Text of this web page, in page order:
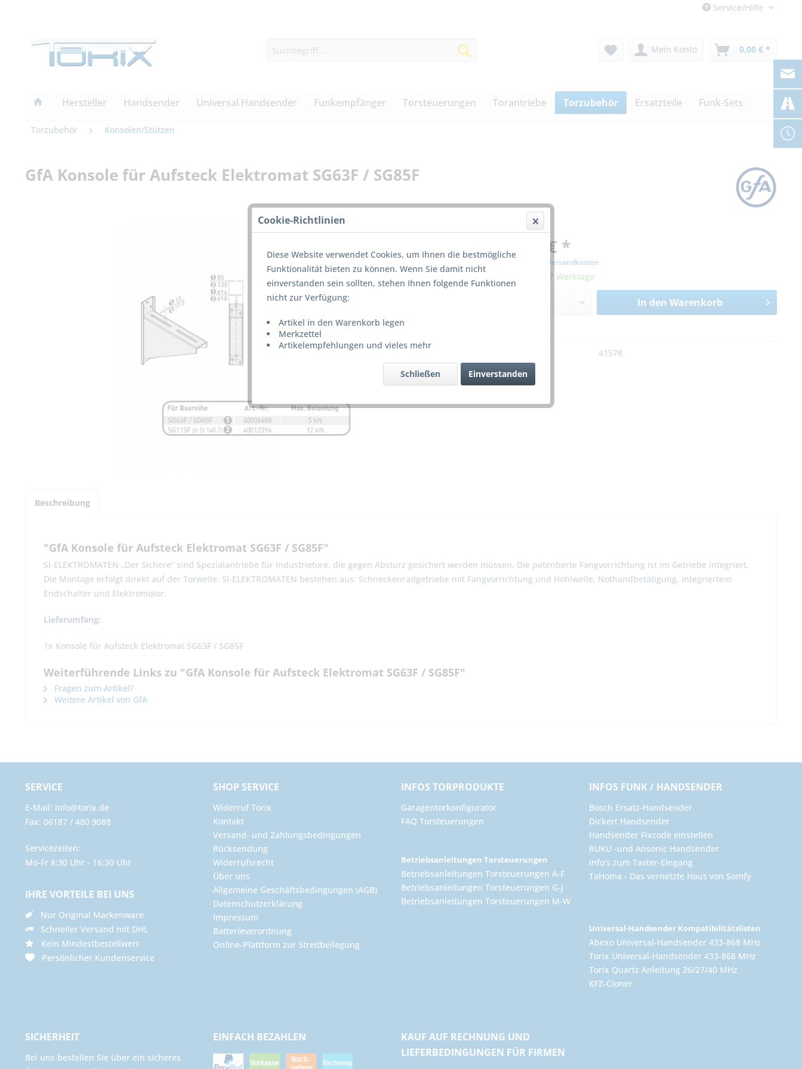
Service/Hilfe
Mein Konto 0,00 € *
Hersteller Handsender Universal Handsender Funkempfänger Torsteuerungen Torantriebe Torzubehör Ersatzteile Funk-Sets
Torzubehör Konsolen/Stützen
GfA Konsole für Aufsteck Elektromat SG63F / SG85F
151,00 € *
inkl. MwSt. zzgl. Versandkosten
Lieferzeit 5-7 Werktage
In den Warenkorb
41578
Beschreibung
"GfA Konsole für Aufsteck Elektromat SG63F / SG85F"
SI-ELEKTROMATEN „Der Sichere“ sind Spezialantriebe für Industrietore, die gegen Absturz gesichert werden müssen. Die patentierte Fangvorrichtung ist im Getriebe integriert.
Die Montage erfolgt direkt auf der Torwelle. SI-ELEKTROMATEN bestehen aus: Schneckenradgetriebe mit Fangvorrichtung und Hohlwelle, Nothandbetätigung, integriertem
Endschalter und Elektromotor.
Lieferumfang:
1x Konsole für Aufsteck Elektromat SG63F / SG85F
Weiterführende Links zu "GfA Konsole für Aufsteck Elektromat SG63F / SG85F"
Fragen zum Artikel?
Weitere Artikel von GfA
SERVICE
E-Mail: info@torix.de
Fax: 06187 / 480 9088
Servicezeiten:
Mo-Fr 8:30 Uhr - 16:30 Uhr
IHRE VORTEILE BEI UNS
Nur Original Markenware
Schneller Versand mit DHL
Kein Mindestbestellwert
Persönlicher Kundenservice
SHOP SERVICE
Widerruf Torix
Kontakt
Versand- und Zahlungsbedingungen
Rücksendung
Widerrufsrecht
Über uns
Allgemeine Geschäftsbedingungen (AGB)
Datenschutzerklärung
Impressum
Batterieverordnung
Online-Plattform zur Streitbeilegung
INFOS TORPRODUKTE
Garagentorkonfigurator
FAQ Torsteuerungen
Betriebsanleitungen Torsteuerungen
Betriebsanleitungen Torsteuerungen A-F
Betriebsanleitungen Torsteuerungen G-J
Betriebsanleitungen Torsteuerungen M-W
INFOS FUNK / HANDSENDER
Bosch Ersatz-Handsender
Dickert Handsender
Handsender Fixcode einstellen
RUKU -und Ansonic Handsender
Info's zum Taster-Eingang
TaHoma - Das vernetzte Haus von Somfy
Universal-Handsender Kompatibilitätslisten
Abexo Universal-Handsender 433-868 MHz
Torix Universal-Handsender 433-868 MHz
Torix Quartz Anleitung 26/27/40 MHz
KFZ-Cloner
SICHERHEIT
Bei uns bestellen Sie über ein sicheres
EINFACH BEZAHLEN
KAUF AUF RECHNUNG UND
LIEFERBEDINGUNGEN FÜR FIRMEN
Cookie-Richtlinien
Diese Website verwendet Cookies, um Ihnen die bestmögliche
Funktionalität bieten zu können. Wenn Sie damit nicht
einverstanden sein sollten, stehen Ihnen folgende Funktionen
nicht zur Verfügung:
Artikel in den Warenkorb legen
Merkzettel
Artikelempfehlungen und vieles mehr
Einverstanden
Schließen